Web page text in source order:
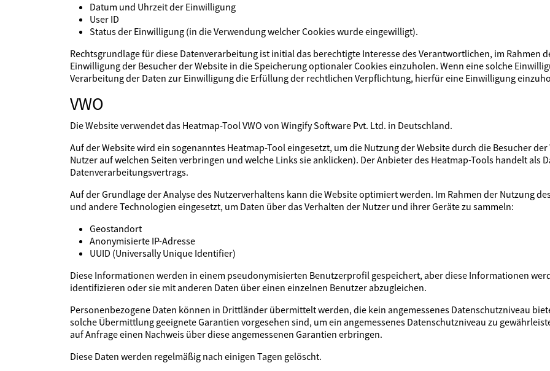
Datum und Uhrzeit der Einwilligung
User ID
Status der Einwilligung (in die Verwendung welcher Cookies wurde eingewilligt).
Rechtsgrundlage für diese Datenverarbeitung ist initial das berechtigte Interesse des Verantwortlichen, im Rahmen
Einwilligung der Besucher der Website in die Speicherung optionaler Cookies einzuholen. Wenn eine solche
Verarbeitung der Daten zur Einwilligung die Erfüllung der rechtlichen Verpflichtung, hierfür eine Einwilligung
VWO
Die Website verwendet das Heatmap-Tool VWO von Wingify Software Pvt. Ltd. in Deutschland.
Auf der Website wird ein sogenanntes Heatmap-Tool eingesetzt, um die Nutzung der Website durch die Besucher
Nutzer auf welchen Seiten verbringen und welche Links sie anklicken). Der Anbieter des Heatmap-Tools handelt als
Datenverarbeitungsvertrags.
Auf der Grundlage der Analyse des Nutzerverhaltens kann die Website optimiert werden. Im Rahmen der Nutzung
und andere Technologien eingesetzt, um Daten über das Verhalten der Nutzer und ihrer Geräte zu sammeln:
Geostandort
Anonymisierte IP-Adresse
UUID (Universally Unique Identifier)
Diese Informationen werden in einem pseudonymisierten Benutzerprofil gespeichert, aber diese Informationen
identifizieren oder sie mit anderen Daten über einen einzelnen Benutzer abzugleichen.
Personenbezogene Daten können in Drittländer übermittelt werden, die kein angemessenes Datenschutzniveau
solche Übermittlung geeignete Garantien vorgesehen sind, um ein angemessenes Datenschutzniveau zu
auf Anfrage einen Nachweis über diese angemessenen Garantien erbringen.
Diese Daten werden regelmäßig nach einigen Tagen gelöscht.